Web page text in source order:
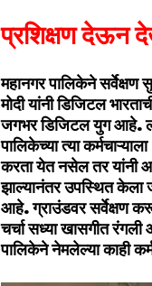
प्रशिक्षण देऊन
महानगर पालिकेने सर्वेक्षण
मोदी यांनी डिजिटल
जगभर डिजिटल युग आहे.
पालिकेच्या त्या
करता येत नसेल तर यांनी
झाल्यानंतर उपस्थित केला
आहे. ग्राउंडवर सर्वेक्षण
चर्चा सध्या खासगीत
पालिकेने नेमलेल्या काही